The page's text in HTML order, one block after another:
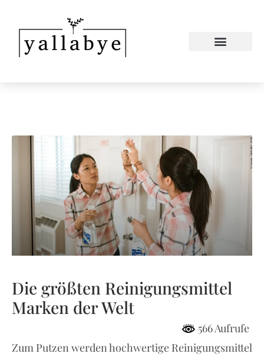
Die größten Reinigungsmittel
Marken der Welt
566 Aufrufe
Zum Putzen werden hochwertige Reinigungsmittel